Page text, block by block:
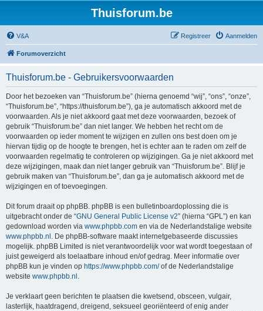
Thuisforum.be
V&A Aanmelden
Registreer
Forumoverzicht
Thuisforum.be - Gebruikersvoorwaarden
Door het bezoeken van “Thuisforum.be” (hierna genoemd “wij”, “ons”, “onze”,
“Thuisforum.be”, “https://thuisforum.be”), ga je automatisch akkoord met de
voorwaarden. Als je niet akkoord gaat met deze voorwaarden, bezoek of
gebruik “Thuisforum.be” dan niet langer. We hebben het recht om de
voorwaarden op ieder moment te wijzigen en zullen ons best doen om je
hiervan tijdig op de hoogte te brengen, het is echter aan te raden om zelf de
voorwaarden regelmatig te controleren op wijzigingen. Ga je niet akkoord met
deze wijzigingen, maak dan niet langer gebruik van “Thuisforum.be”. Blijf je
gebruik maken van “Thuisforum.be”, dan ga je automatisch akkoord met de
wijzigingen en of toevoegingen.
Dit forum draait op phpBB. phpBB is een bulletinboardoplossing die is
uitgebracht onder de “GNU General Public License v2” (hierna “GPL”) en kan
gedownload worden via www.phpbb.com en via de Nederlandstalige website
www.phpbb.nl . De phpBB-software maakt internetgebaseerde discussies
mogelijk. phpBB Limited is niet verantwoordelijk voor wat wordt toegestaan of
juist geweigerd als toelaatbare inhoud en/of gedrag. Meer informatie over
phpBB kun je vinden op https://www.phpbb.com/of de Nederlandstalige
website www.phpbb.nl .
Je verklaart geen berichten te plaatsen die kwetsend, obsceen, vulgair,
lasterlijk, haatdragend, dreigend, seksueel georiënteerd of enig ander